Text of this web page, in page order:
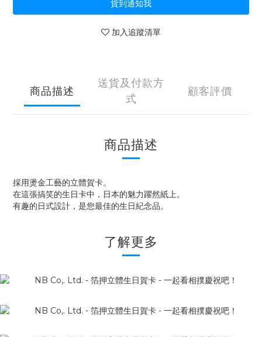
貨到通知我
加入追蹤清單
商品描述
送貨及付款方
式
顧客評價
商品描述
採用燙金工藝的立體賀卡。
在這張搞笑的生日卡中，日本的魅力躍然紙上。
有趣的日式設計，是您最佳的生日紀念品。
了解更多